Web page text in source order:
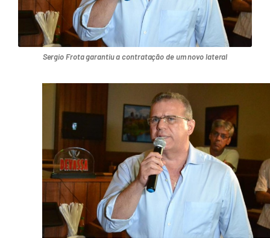
Sergio Frota garantiu a contratação de um novo lateral